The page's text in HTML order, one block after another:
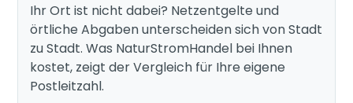
Ihr Ort ist nicht dabei? Netzentgelte und
örtliche Abgaben unterscheiden sich von Stadt
zu Stadt. Was NaturStromHandel bei Ihnen
kostet, zeigt der Vergleich für Ihre eigene
Postleitzahl.